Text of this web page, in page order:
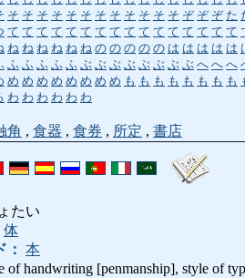
そ そ そ そ そ そ そ そ そ そ そ そ ぞ ぞ ぞ た
て て て て て て て て て て て て て て て て
ね ね ね ね ね ね の の の の の は は は は は
ふ ふ ふ ふ ふ ぶ ぶ ぶ ぶ ぶ ぶ ぶ ぶ へ へ へ
め め め め め め め め も も も も も も も も
わ わ わ わ わ わ
角 , 食器 , 食券 , 所定 , 書店
たい
体
： 本
of handwriting [penmanship], style of